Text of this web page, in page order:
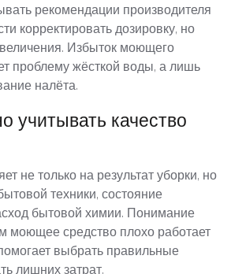
рекомендации производителя
корректировать дозировку, но
Избыток моющего
проблему жёсткой воды, а лишь
налёта.
учитывать качество
не только на результат уборки, но
техники, состояние
бытовой химии. Понимание
моющее средство плохо работает
выбрать правильные
лишних затрат.